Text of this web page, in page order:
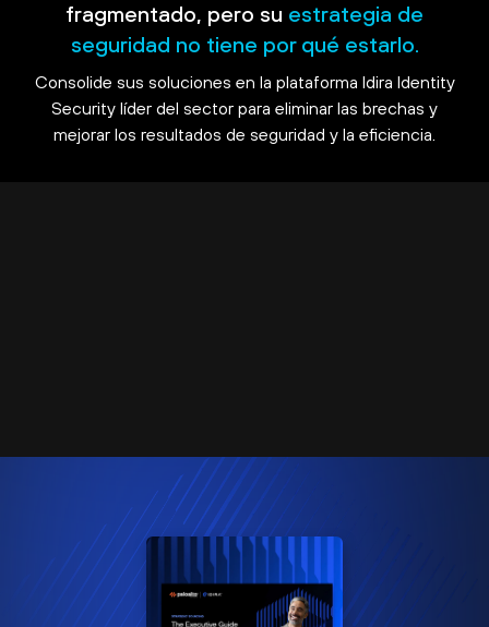
fragmentado, pero su estrategia de
seguridad no tiene por qué estarlo.
Consolide sus soluciones en la plataforma Idira Identity
Security líder del sector para eliminar las brechas y
mejorar los resultados de seguridad y la eficiencia.